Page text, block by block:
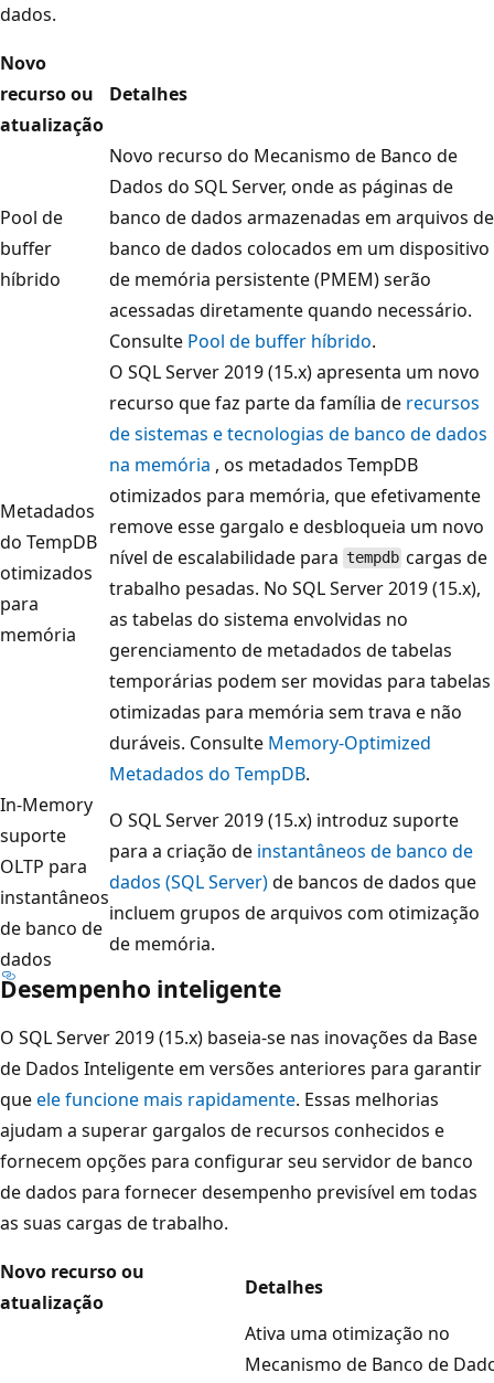
dados.
Novo
recurso ou
atualização
Detalhes
Pool de
buffer
híbrido
Novo recurso do Mecanismo de Banco de
Dados do SQL Server, onde as páginas de
banco de dados armazenadas em arquivos de
banco de dados colocados em um dispositivo
de memória persistente (PMEM) serão
acessadas diretamente quando necessário.
Consulte Pool de buffer híbrido.
Metadados
do TempDB
otimizados
para
memória
O SQL Server 2019 (15.x) apresenta um novo
recurso que faz parte da família de recursos
de sistemas e tecnologias de banco de dados
na memória , os metadados TempDB
otimizados para memória, que efetivamente
remove esse gargalo e desbloqueia um novo
nível de escalabilidade para tempdb cargas de
trabalho pesadas. No SQL Server 2019 (15.x),
as tabelas do sistema envolvidas no
gerenciamento de metadados de tabelas
temporárias podem ser movidas para tabelas
otimizadas para memória sem trava e não
duráveis. Consulte Memory-Optimized
Metadados do TempDB.
In-Memory
suporte
OLTP para
instantâneos
de banco de
dados
O SQL Server 2019 (15.x) introduz suporte
para a criação de instantâneos de banco de
dados (SQL Server)de bancos de dados que
incluem grupos de arquivos com otimização
de memória.
Desempenho inteligente
O SQL Server 2019 (15.x) baseia-se nas inovações da Base
de Dados Inteligente em versões anteriores para garantir
queele funcione mais rapidamente. Essas melhorias
ajudam a superar gargalos de recursos conhecidos e
fornecem opções para configurar seu servidor de banco
de dados para fornecer desempenho previsível em todas
as suas cargas de trabalho.
Novo recurso ou
atualização
Detalhes
Ativa uma otimização no
Mecanismo de Banco de